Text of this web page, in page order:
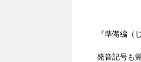
『準備編（
発音記号も